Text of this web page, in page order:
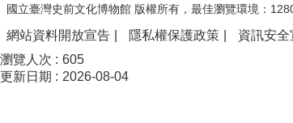
國立臺灣史前文化博物館 版權所有，最佳瀏覽環境：
網站資料開放宣告 隱私權保護政策 資訊安全
瀏覽人次
605
更新日期
2026-08-04